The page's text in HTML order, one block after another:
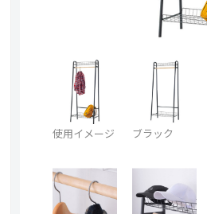
使用イメージ ブラック